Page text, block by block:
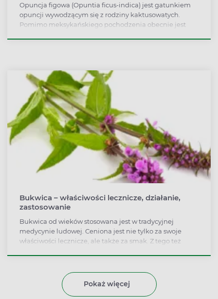
Opuncja figowa (Opuntia ficus-indica) jest gatunkiem
opuncji wywodzącym się z rodziny kaktusowatych.
Pomimo meksykańskiego pochodzenia obecnie jest
opuncji figowej? Roślina jest jednym z głównych
składników wspomagających odchudzanie. W
pozytywny sposób wpływa na pracę wątroby,
uzupełniając leczenie takich schorzeń jak marskość
danego narządu. Poznaj właściwości lecznicze,
działanie i zastosowanie opuncji figowej.
Bukwica – właściwości lecznicze, działanie,
zastosowanie
Bukwica od wieków stosowana jest w tradycyjnej
medycynie ludowej. Ceniona jest nie tylko za swoje
właściwości lecznicze, ale także za smak. Z tego też
płuc. Wspomaga gojenie się ran, łagodzi układ
pokarmowy i towarzyszące mu problemy. Jakie
Pokaż więcej